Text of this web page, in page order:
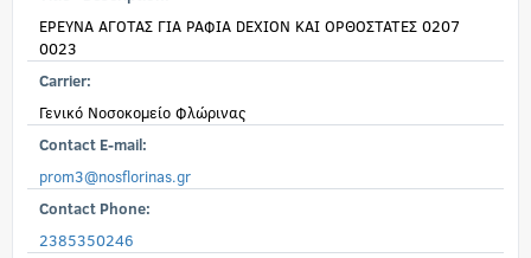
ΕΡΕΥΝΑ ΑΓΟΤΑΣ ΓΙΑ ΡΑΦΙΑ DEXION ΚΑΙ ΟΡΘΟΣΤΑΤΕΣ 0207
0023
Carrier:
Γενικό Νοσοκομείο Φλώρινας
Contact E-mail:
prom3@nosflorinas.gr
Contact Phone:
2385350246